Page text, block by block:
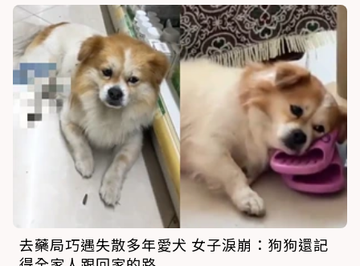
去藥局巧遇失散多年愛犬 女子淚崩：狗狗還記